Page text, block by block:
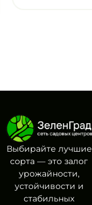
Выбирайте лучшие
сорта — это залог
урожайности,
устойчивости и
стабильных